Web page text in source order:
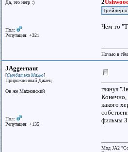
Да, это негр :)
Пол:
Репутация: +321
2
Трейлер
Чем-то
Ночью в
JAggernaut
[Сын батьки Махно]
Прирожденный Джаец
Он же Махновский
Пол:
Репутация: +135
глянул
Конечно,
какого
фильмы
Мод JA2